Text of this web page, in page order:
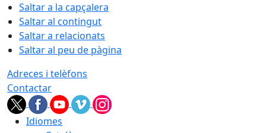
Saltar a la capçalera
Saltar al contingut
Saltar a relacionats
Saltar al peu de pàgina
Adreces i telèfons
Contactar
Idiomes